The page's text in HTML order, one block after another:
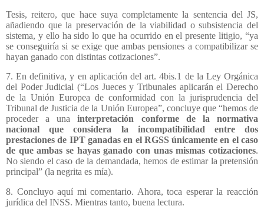
Tesis, reitero, que hace suya completamente la sentencia del JS,
añadiendo que la preservación de la viabilidad o subsistencia del
sistema, y ello ha sido lo que ha ocurrido en el presente litigio, “ya
se conseguiría si se exige que ambas pensiones a compatibilizar se
hayan ganado con distintas cotizaciones”.
7. En definitiva, y en aplicación del art. 4bis.1 de la Ley Orgánica
del Poder Judicial (“Los Jueces y Tribunales aplicarán el Derecho
de la Unión Europea de conformidad con la jurisprudencia del
Tribunal de Justicia de la Unión Europea”, concluye que “hemos de
proceder a unainterpretación conforme de la normativa
nacional que considera la incompatibilidad entre dos
prestaciones de IPT ganadas en el RGSS únicamente en el caso
de que ambas se hayas ganado con unas mismas cotizaciones.
No siendo el caso de la demandada, hemos de estimar la pretensión
principal” (la negrita es mía).
8. Concluyo aquí mi comentario. Ahora, toca esperar la reacción
jurídica del INSS. Mientras tanto, buena lectura.